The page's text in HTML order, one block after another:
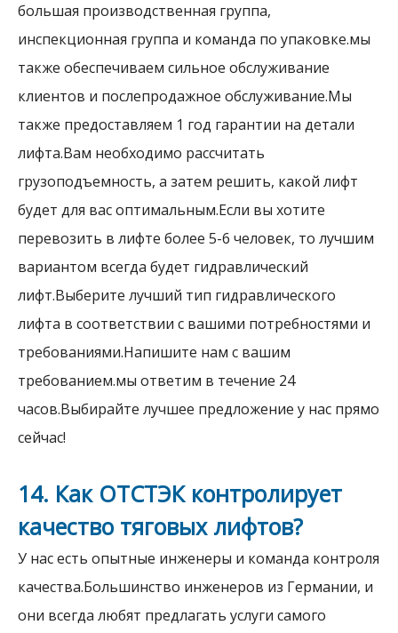
большая производственная группа,
инспекционная группа и команда по упаковке.мы
также обеспечиваем сильное обслуживание
клиентов и послепродажное обслуживание.Мы
также предоставляем 1 год гарантии на детали
лифта.Вам необходимо рассчитать
грузоподъемность, а затем решить, какой лифт
будет для вас оптимальным.Если вы хотите
перевозить в лифте более 5-6 человек, то лучшим
вариантом всегда будет гидравлический
лифт.Выберите лучший тип гидравлического
лифта в соответствии с вашими потребностями и
требованиями.Напишите нам с вашим
требованием.мы ответим в течение 24
часов.Выбирайте лучшее предложение у нас прямо
сейчас!
14. Как ОТСТЭК контролирует
качество тяговых лифтов?
У нас есть опытные инженеры и команда контроля
качества.Большинство инженеров из Германии, и
они всегда любят предлагать услуги самого